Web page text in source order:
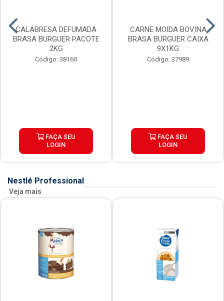
CALABRESA DEFUMADA
BRASA BURGUER PACOTE
2KG
Código: 38160
FAÇA SEU
LOGIN
CARNE MOIDA BOVINA
BRASA BURGUER CAIXA
9X1KG
Código: 37989
FAÇA SEU
LOGIN
Nestlé Professional
Veja mais